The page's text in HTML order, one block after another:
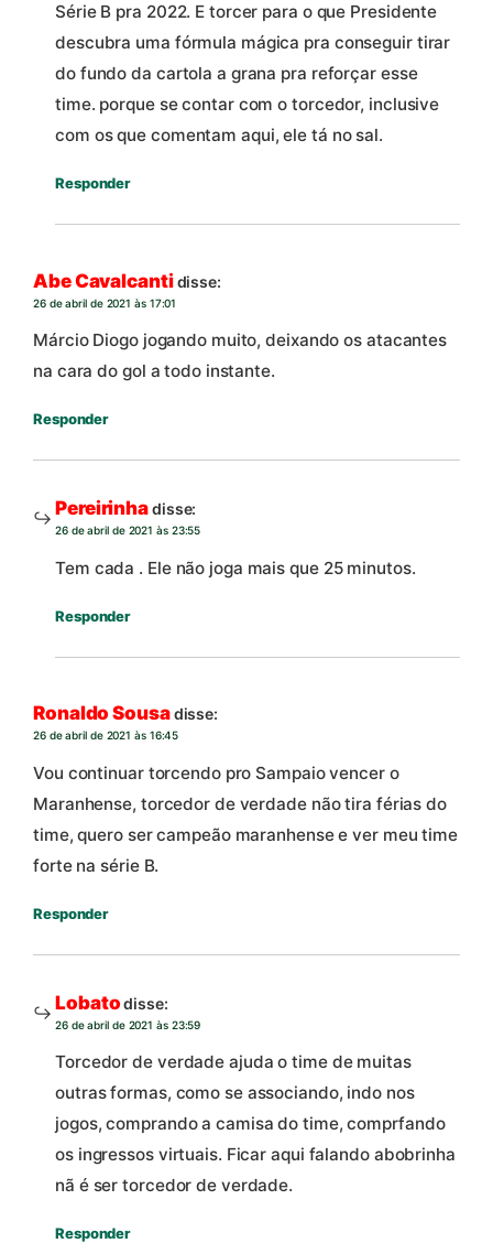
Série B pra 2022. E torcer para o que Presidente
descubra uma fórmula mágica pra conseguir tirar
do fundo da cartola a grana pra reforçar esse
time. porque se contar com o torcedor, inclusive
com os que comentam aqui, ele tá no sal.
Responder
Abe Cavalcantidisse:
26 de abril de 2021 às 17:01
Márcio Diogo jogando muito, deixando os atacantes
na cara do gol a todo instante.
Responder
Pereirinhadisse:
26 de abril de 2021 às 23:55
Tem cada . Ele não joga mais que 25 minutos.
Responder
Ronaldo Sousadisse:
26 de abril de 2021 às 16:45
Vou continuar torcendo pro Sampaio vencer o
Maranhense, torcedor de verdade não tira férias do
time, quero ser campeão maranhense e ver meu time
forte na série B.
Responder
Lobatodisse:
26 de abril de 2021 às 23:59
Torcedor de verdade ajuda o time de muitas
outras formas, como se associando, indo nos
jogos, comprando a camisa do time, comprfando
os ingressos virtuais. Ficar aqui falando abobrinha
nã é ser torcedor de verdade.
Responder